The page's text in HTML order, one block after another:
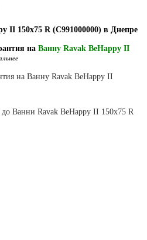
II 150x75 R (C991000000) в Днепре
на Ванну Ravak BeHappy II
до Ванни Ravak BeHappy II 150x75 R